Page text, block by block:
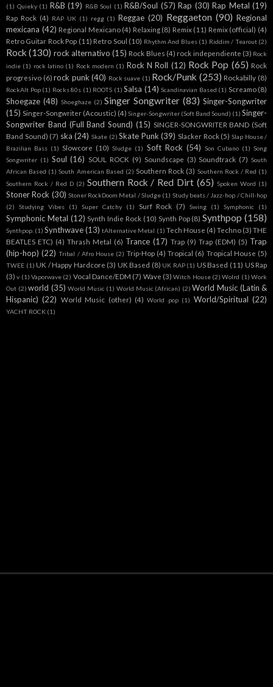
(1) Quieky (1) R&B (19) R&B Soul (1) R&B/Soul (57) Rap (30) Rap Metal (19)
Rap Rock (4) RAP UK (1) regg (1) Reggae (20) Reggaeton (90) Regional
mexicana (42) Regional Mexicano (4) Relaxing (8) Remix (11) Remix (official) (4)
Retro Guitar Rock Pop (11) Retro Soul (10) Rhythm And Blues (1) Riddim / Tearout (2)
Rock (130) rock alternativo (15) Rock Blues (4) rock independiente (3) Rock
indie (1) rock latino (1) Rock modern (1) Rock N Roll (12) Rock Pop (65) Rock
progresivo (6) rock punk (40) Rock suave (1) Rock/Punk (253) Rockabilly (8)
RockAlt Pop (1) Rocks 80s (1) ROOTS (1) Salsa (14) Scandinavian Based (1) Screamo (8)
Shoegaze (48) Shoeghaze (2) Singer Songwriter (83) Singer-Songwriter
(15) Singer-Songwriter (Acoustic) (4) Singer-Songwriter (Soft Band Sound) (1) Singer-
Songwriter Band (Full Band Sound) (15) SINGER-SONGWRITER BAND (Soft
Band Sound) (7) ska (24) Skate (2) Skate Punk (39) Slacker Rock (5) Slap House /
Brazilian Bass (1) Slowcore (10) Sludge (1) Soft Rock (54) Son Cubano (1) Song
Songwriter (1) Soul (16) SOUL ROCK (9) Soundscape (3) Soundtrack (7) South
African Based (1) South American Based (2) Southern Rock (3) Southern Rock / Red (1)
Southern Rock / Red D (2) Southern Rock / Red Dirt (65) Spoken Word (1)
Stoner Rock (30) Stoner RockDoom Metal / Sludge (1) Study beats / Jazz-hop / Chill-hop
(2)
Studying Vibes (1) Super Catchy (1) Surf Rock (7) Swing (1) Symphonic (1)
Symphonic Metal (12) Synth Indie Rock (10) Synth Pop (8) Synthpop (158)
Synthpop. (1) Synthwave (13) tAlternative Metal (1) Tech House (4) Techno (3) THE
BEATLES ETC) (4) Thrash Metal (6) Trance (17) Trap (9) Trap (EDM) (5) Trap
(hip-hop) (22) Tribal / Afro House (2) Trip-Hop (4) Tropical (6) Tropical House (5)
TWEE (1) UK / Happy Hardcore (3) UK Based (8) UK RAP (1) US Based (11) US Rap
(3) v (1) Vaporwave (2) Vocal Dance/EDM (7) Wave (3) Witch House (2) Wolrd (1) Work
Out (2) world (35) World Music (1) World Music (African) (2) World Music (Latin &
Hispanic) (22) World Music (other) (4) World pop (1) World/Spiritual (22)
YACHT ROCK (1)